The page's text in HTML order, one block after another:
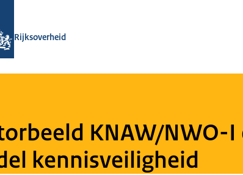
Rijksoverheid
KNAW/NWO-I
kennisveiligheid